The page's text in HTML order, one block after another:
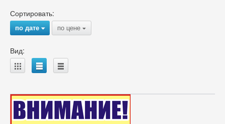
Сортировать:
по дате{ по цене {
Вид:
A B C